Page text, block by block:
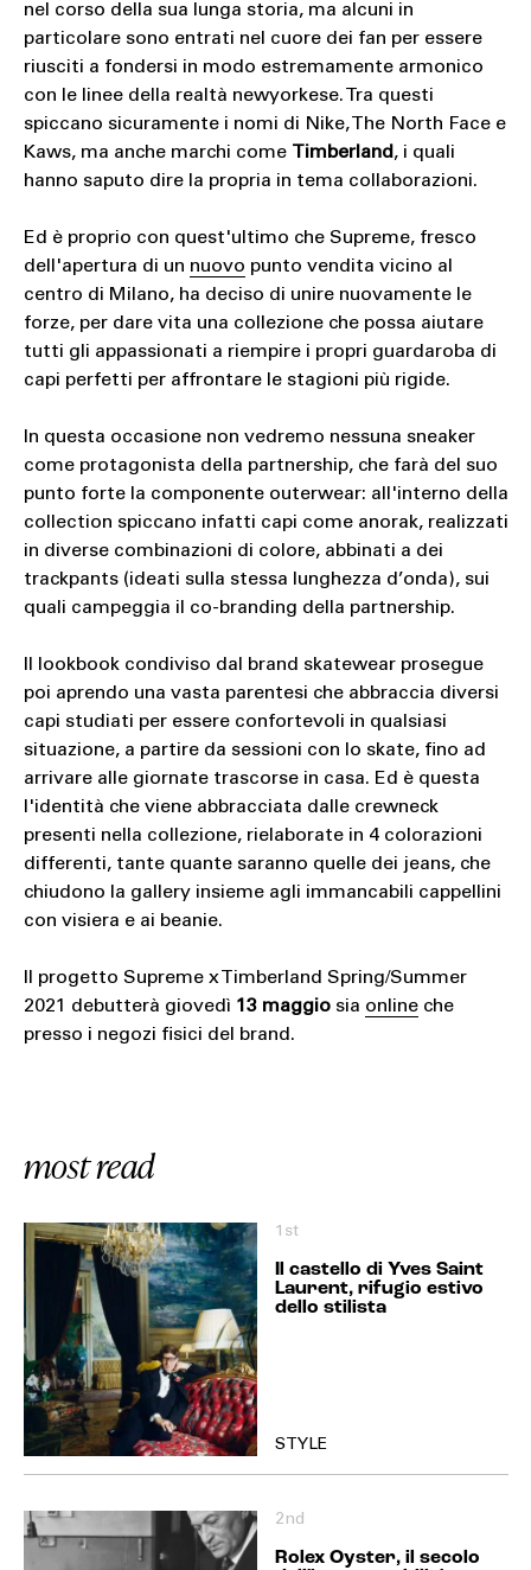
nel corso della sua lunga storia, ma alcuni in
particolare sono entrati nel cuore dei fan per essere
riusciti a fondersi in modo estremamente armonico
con le linee della realtà newyorkese. Tra questi
spiccano sicuramente i nomi di Nike, The North Face e
Kaws, ma anche marchi come
Timberland, i quali
hanno saputo dire la propria in tema collaborazioni.
Ed è proprio con quest'ultimo che Supreme, fresco
dell'apertura di un nuovo punto vendita vicino al
centro di Milano, ha deciso di unire nuovamente le
forze, per dare vita una collezione che possa aiutare
tutti gli appassionati a riempire i propri guardaroba di
capi perfetti per affrontare le stagioni più rigide.
In questa occasione non vedremo nessuna sneaker
come protagonista della partnership, che farà del suo
punto forte la componente outerwear: all'interno della
collection spiccano infatti capi come anorak, realizzati
in diverse combinazioni di colore, abbinati a dei
trackpants (ideati sulla stessa lunghezza d’onda), sui
quali campeggia il co-branding della partnership.
Il lookbook condiviso dal brand skatewear prosegue
poi aprendo una vasta parentesi che abbraccia diversi
capi studiati per essere confortevoli in qualsiasi
situazione, a partire da sessioni con lo skate, fino ad
arrivare alle giornate trascorse in casa. Ed è questa
l'identità che viene abbracciata dalle crewneck
presenti nella collezione, rielaborate in 4 colorazioni
differenti, tante quante saranno quelle dei jeans, che
chiudono la gallery insieme agli immancabili cappellini
con visiera e ai beanie.
Il progetto Supreme x Timberland Spring/Summer
2021 debutterà giovedì 13 maggiosia onlineche
presso i negozi fisici del brand.
most read
1st
Il castello di Yves Saint
Laurent, rifugio estivo
dello stilista
STYLE
2nd
Rolex Oyster, il secolo